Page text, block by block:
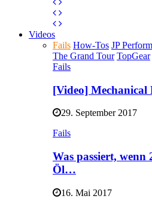
Videos
Fails How-Tos JP
The Grand Tour TopGear
Fails
[Video]
29. September 2017
Fails
Was passiert,
Öl…
16. Mai 2017